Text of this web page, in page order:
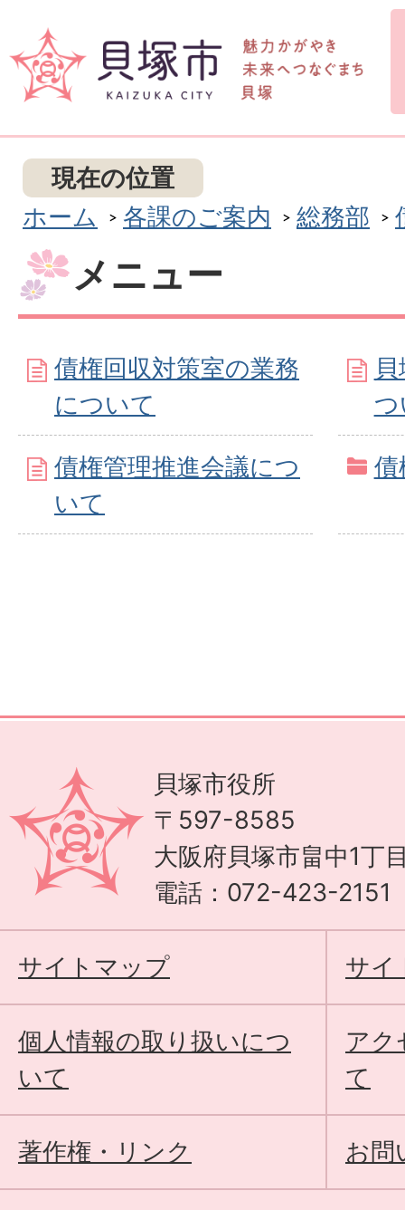
現在の位置
ホーム
各課のご案内 総務部
メニュー
債権回収対策室の業務
について
債権管理推進会議につ
いて
債
貝塚市役所
〒597-8585
大阪府貝塚市畠中1丁
電話：072-423-2151
サイトマップ サイ
個人情報の取り扱いにつ
いて
アク
て
著作権・リンク お問